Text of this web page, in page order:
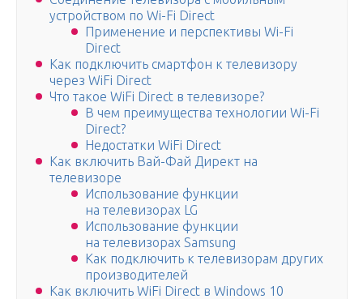
устройством по Wi-Fi Direct
Применение и перспективы Wi-Fi
Direct
Как подключить смартфон к телевизору
через WiFi Direct
Что такое WiFi Direct в телевизоре?
В чем преимущества технологии Wi-Fi
Direct?
Недостатки WiFi Direct
Как включить Вай-Фай Директ на
телевизоре
Использование функции
на телевизорах LG
Использование функции
на телевизорах Samsung
Как подключить к телевизорам других
производителей
Как включить WiFi Direct в Windows 10